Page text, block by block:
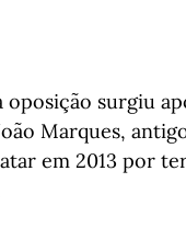
surgiu
Marques,
em 2013 por